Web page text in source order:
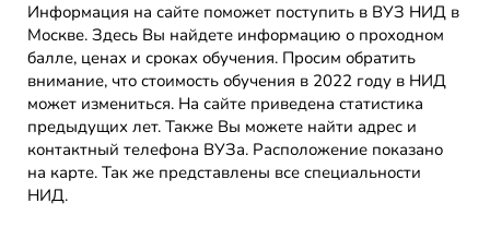
Информация на сайте поможет поступить в ВУЗ НИД в
Москве. Здесь Вы найдете информацию о проходном
балле, ценах и сроках обучения. Просим обратить
внимание, что стоимость обучения в 2022 году в НИД
может измениться. На сайте приведена статистика
предыдущих лет. Также Вы можете найти адрес и
контактный телефона ВУЗа. Расположение показано
на карте. Так же представлены все специальности
НИД.